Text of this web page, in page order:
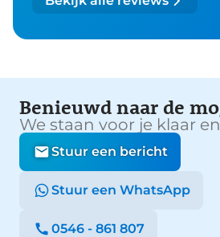
Benieuwd naar de
We staan voor je klaar
Stuur een bericht
Stuur een WhatsApp
0546 - 861 807